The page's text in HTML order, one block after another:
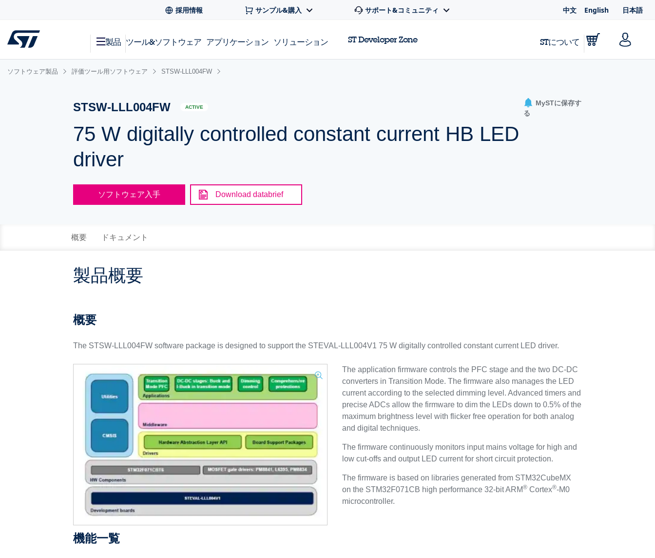
採用情報 サンプル&購入 サポート&コミュニティ 中文 English 日本語
製品 ツール&ソフトウェア アプリケーション ソリューション ST Developer Zone STについて
ソフトウェア製品 評価ツール用ソフトウェア STSW-LLL004FW
STSW-LLL004FW ACTIVE
75 W digitally controlled constant current HB LED
driver
MySTに保存す
る
ソフトウェア入手 Download databrief
概要 ドキュメント
製品概要
概要
The STSW-LLL004FW software package is designed to support the STEVAL-LLL004V1 75 W digitally controlled constant current LED driver.
The application firmware controls the PFC stage and the two DC-DC
converters in Transition Mode. The firmware also manages the LED
current according to the selected dimming level. Advanced timers and
precise ADCs allow the firmware to dim the LEDs down to 0.5% of the
maximum brightness level with flicker free operation for both analog
and digital techniques.
The firmware continuously monitors input mains voltage for high and
low cut-offs and output LED current for short circuit protection.
The firmware is based on libraries generated from STM32CubeMX
on the STM32F071CB high performance 32-bit ARM® Cortex®-M0
microcontroller.
機能一覧